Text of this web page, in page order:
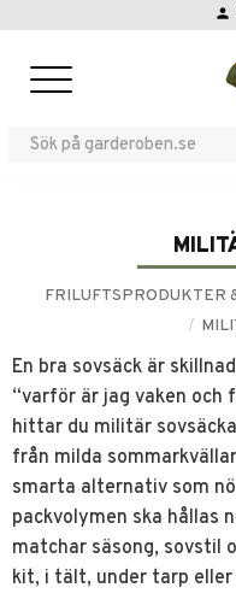
person
FRILUFTSPRODUKTER
En bra sovsäck är
“varför är jag vaken och
hittar du militär
från milda
smarta alternativ som
packvolymen ska hållas
matchar säsong, sovstil
kit, i tält, under tarp eller